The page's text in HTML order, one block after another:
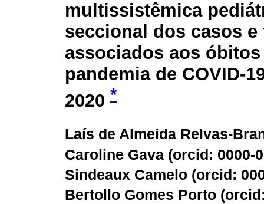
multissistêmica
seccional dos casos e
associados aos
pandemia de COVID-
2020 *
Laís de Almeida Relvas-
Caroline Gava (orcid: 0000-
Sindeaux Camelo (orcid:
Bertollo Gomes Porto (